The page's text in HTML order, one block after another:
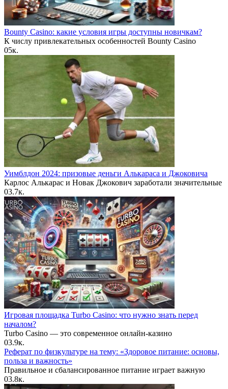
Bounty Casino: какие условия игры доступны новичкам?
К числу привлекательных особенностей Bounty Casino
05к.
Уимблдон 2024: призовые деньги Алькараса и Джоковича
Карлос Алькарас и Новак Джокович заработали значительные
03.7к.
Игровая площадка Turbo Casino: что нужно знать перед
началом?
Turbo Casino — это современное онлайн-казино
03.9к.
Реферат по физкультуре на тему: «Здоровое питание: основы,
польза и важность»
Правильное и сбалансированное питание играет важную
03.8к.